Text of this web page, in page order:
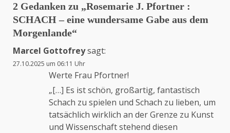
2 Gedanken zu „Rosemarie J. Pfortner :
SCHACH – eine wundersame Gabe aus dem
Morgenlande“
Marcel Gottofreysagt:
27.10.2025 um 06:11 Uhr
Werte Frau Pfortner!
„[…] Es ist schön, großartig, fantastisch
Schach zu spielen und Schach zu lieben, um
tatsächlich wirklich an der Grenze zu Kunst
und Wissenschaft stehend diesen